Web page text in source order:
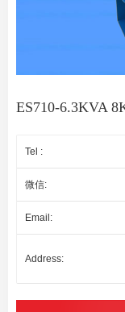
ES710-6.3KVA
Tel :
微信:
Email:
Address: